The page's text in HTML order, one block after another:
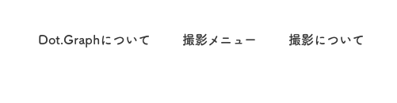
Dot.Graphについて 撮影メニュー 撮影について